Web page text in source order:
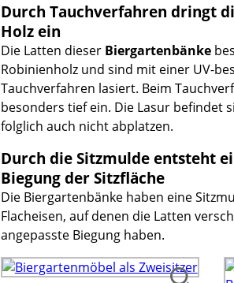
Durch Tauchverfahren dringt
Holz ein
Die Latten dieser Biergartenbänke
Robinienholz und sind mit einer UV-
Tauchverfahren lasiert. Beim
besonders tief ein. Die Lasur befindet
folglich auch nicht abplatzen.
Durch die Sitzmulde entsteht
Biegung der Sitzfläche
Die Biergartenbänke haben eine
Flacheisen, auf denen die Latten
angepasste Biegung haben.